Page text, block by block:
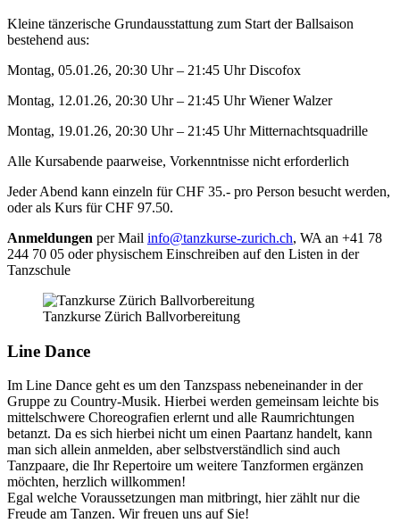
Kleine tänzerische Grundausstattung zum Start der Ballsaison
bestehend aus:
Montag, 05.01.26, 20:30 Uhr – 21:45 Uhr Discofox
Montag, 12.01.26, 20:30 Uhr – 21:45 Uhr Wiener Walzer
Montag, 19.01.26, 20:30 Uhr – 21:45 Uhr Mitternachtsquadrille
Alle Kursabende paarweise, Vorkenntnisse nicht erforderlich
Jeder Abend kann einzeln für CHF 35.- pro Person besucht werden,
oder als Kurs für CHF 97.50.
Anmeldungen per Mail info@tanzkurse-zurich.ch, WA an +41 78
244 70 05 oder physischem Einschreiben auf den Listen in der
Tanzschule
Tanzkurse Zürich Ballvorbereitung
Line Dance
Im Line Dance geht es um den Tanzspass nebeneinander in der
Gruppe zu Country-Musik. Hierbei werden gemeinsam leichte bis
mittelschwere Choreografien erlernt und alle Raumrichtungen
betanzt. Da es sich hierbei nicht um einen Paartanz handelt, kann
man sich allein anmelden, aber selbstverständlich sind auch
Tanzpaare, die Ihr Repertoire um weitere Tanzformen ergänzen
möchten, herzlich willkommen!
Egal welche Voraussetzungen man mitbringt, hier zählt nur die
Freude am Tanzen. Wir freuen uns auf Sie!